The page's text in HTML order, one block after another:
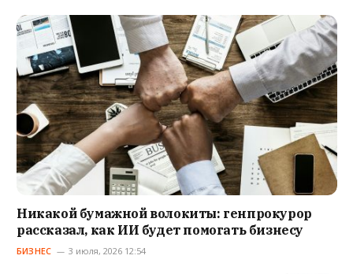
Никакой бумажной волокиты: генпрокурор
рассказал, как ИИ будет помогать бизнесу
БИЗНЕС 3 июля, 2026 12:54